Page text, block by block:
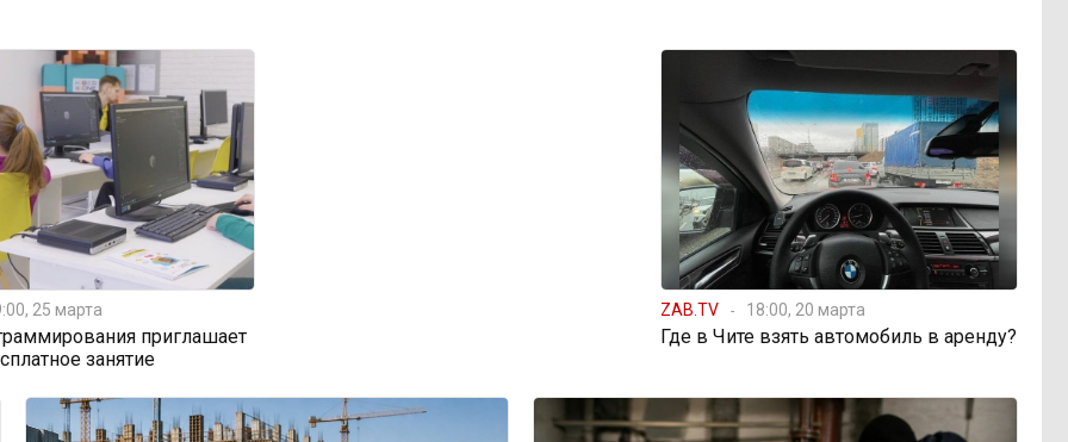
25 марта
приглашает
занятие
ZAB.TV 18:00, 20 марта
Где в Чите взять автомобиль в аренду?